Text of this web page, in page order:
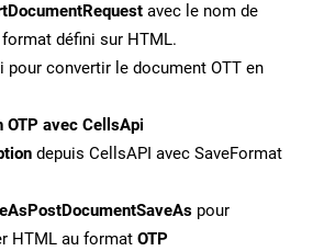
avec le nom de
défini sur HTML.
pour convertir le document OTT en
OTP avec CellsApi
depuis CellsAPI avec SaveFormat
pour
HTML au format OTP